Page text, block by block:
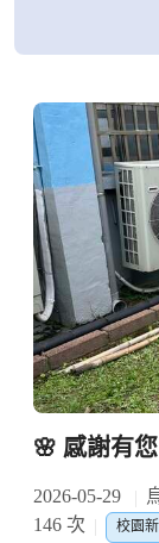
🌸 感謝有
2026-05-29
146 次
校園